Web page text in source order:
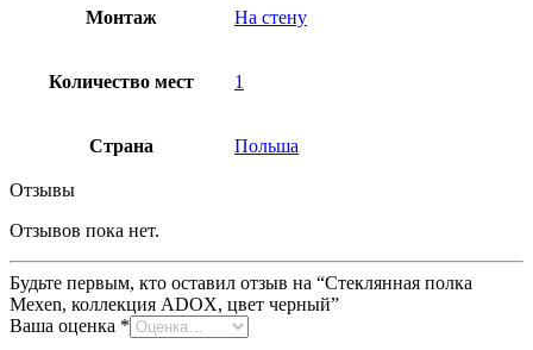
Монтаж На стену
Количество мест 1
Страна Польша
Отзывы
Отзывов пока нет.
Будьте первым, кто оставил отзыв на “Стеклянная полка
Mexen, коллекция ADOX, цвет черный”
Ваша оценка *